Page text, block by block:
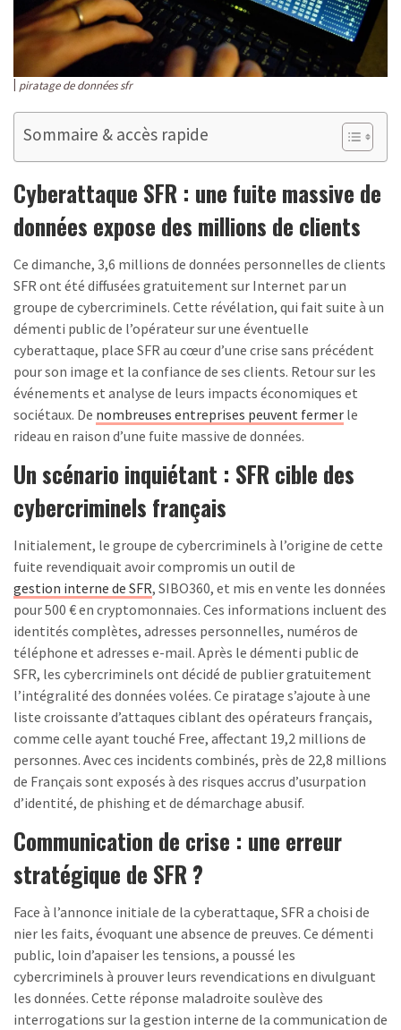
piratage de données sfr
Sommaire & accès rapide
Cyberattaque SFR : une fuite massive de
données expose des millions de clients
Ce dimanche, 3,6 millions de données personnelles de clients
SFR ont été diffusées gratuitement sur Internet par un
groupe de cybercriminels. Cette révélation, qui fait suite à un
démenti public de l’opérateur sur une éventuelle
cyberattaque, place SFR au cœur d’une crise sans précédent
pour son image et la confiance de ses clients. Retour sur les
événements et analyse de leurs impacts économiques et
sociétaux. De nombreuses entreprises peuvent fermer le
rideau en raison d’une fuite massive de données.
Un scénario inquiétant : SFR cible des
cybercriminels français
Initialement, le groupe de cybercriminels à l’origine de cette
fuite revendiquait avoir compromis un outil de
gestion interne de SFR, SIBO360, et mis en vente les données
pour 500 € en cryptomonnaies. Ces informations incluent des
identités complètes, adresses personnelles, numéros de
téléphone et adresses e-mail. Après le démenti public de
SFR, les cybercriminels ont décidé de publier gratuitement
l’intégralité des données volées. Ce piratage s’ajoute à une
liste croissante d’attaques ciblant des opérateurs français,
comme celle ayant touché Free, affectant 19,2 millions de
personnes. Avec ces incidents combinés, près de 22,8 millions
de Français sont exposés à des risques accrus d’usurpation
d’identité, de phishing et de démarchage abusif.
Communication de crise : une erreur
stratégique de SFR ?
Face à l’annonce initiale de la cyberattaque, SFR a choisi de
nier les faits, évoquant une absence de preuves. Ce démenti
public, loin d’apaiser les tensions, a poussé les
cybercriminels à prouver leurs revendications en divulguant
les données. Cette réponse maladroite soulève des
interrogations sur la gestion interne de la communication de